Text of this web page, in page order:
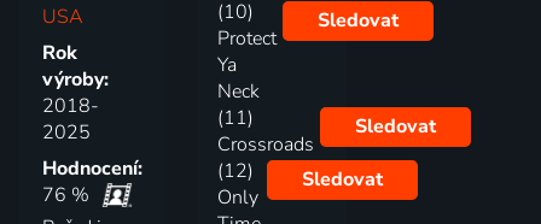
USA
Rok
výroby:
2018-
2025
Hodnocení:
76 %
(10)
Protect
Ya
Neck
Sledovat
(11)
Crossroads
Sledovat
(12)
Only
Sledovat